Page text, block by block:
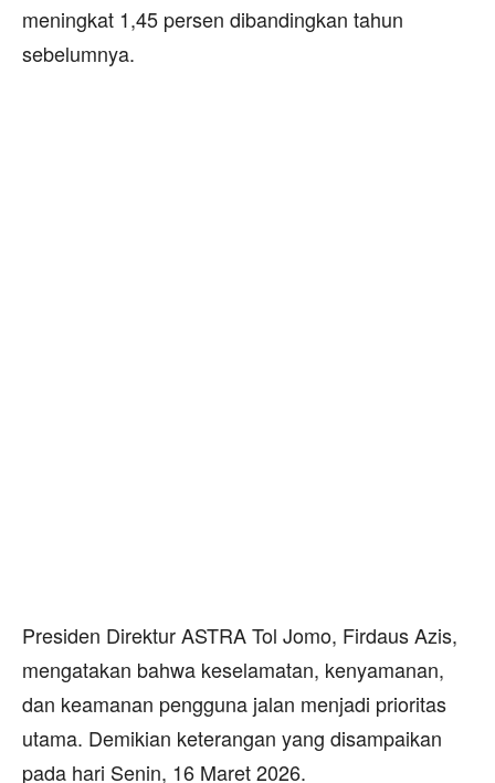
meningkat 1,45 persen dibandingkan tahun
sebelumnya.
Presiden Direktur ASTRA Tol Jomo, Firdaus Azis,
mengatakan bahwa keselamatan, kenyamanan,
dan keamanan pengguna jalan menjadi prioritas
utama. Demikian keterangan yang disampaikan
pada hari Senin, 16 Maret 2026.